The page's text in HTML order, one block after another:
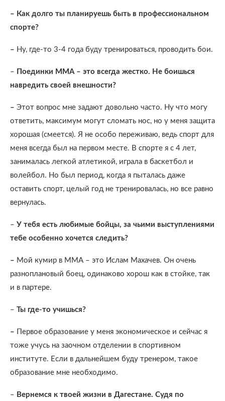
– Как долго ты планируешь быть в профессиональном
спорте?
– Ну, где-то 3-4 года буду тренироваться, проводить бои.
– Поединки ММА – это всегда жестко. Не боишься
навредить своей внешности?
– Этот вопрос мне задают довольно часто. Ну что могу
ответить, максимум могут сломать нос, но у меня защита
хорошая (смеется). Я не особо переживаю, ведь спорт для
меня всегда был на первом месте. В спорте я с 4 лет,
занималась легкой атлетикой, играла в баскетбол и
волейбол. Но был период, когда я пыталась даже
оставить спорт, целый год не тренировалась, но все равно
вернулась.
– У тебя есть любимые бойцы, за чьими выступлениями
тебе особенно хочется следить?
– Мой кумир в ММА – это Ислам Махачев. Он очень
разноплановый боец, одинаково хорош как в стойке, так
и в партере.
– Ты где-то учишься?
– Первое образование у меня экономическое и сейчас я
тоже учусь на заочном отделении в спортивном
институте. Если в дальнейшем буду тренером, такое
образование мне необходимо.
– Вернемся к твоей жизни в Дагестане. Судя по